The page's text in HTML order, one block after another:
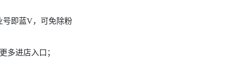
号即蓝V，可免除粉
多进店入口；